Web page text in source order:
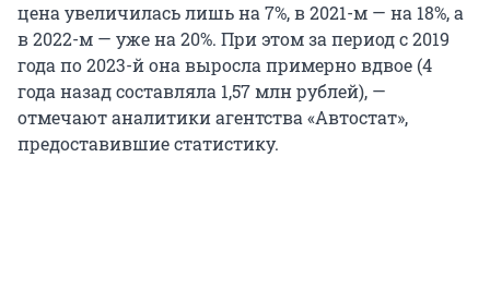
цена увеличилась лишь на 7%, в 2021-м — на 18%, а
в 2022-м — уже на 20%. При этом за период с 2019
года по 2023-й она выросла примерно вдвое (4
года назад составляла 1,57 млн рублей), —
отмечают аналитики агентства «Автостат»,
предоставившие статистику.